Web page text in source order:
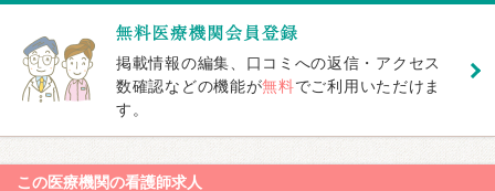
掲載情報の編集、口コミへの返信・アクセス
数確認などの機能が無料でご利用いただけま
す。
この医療機関の看護師求人